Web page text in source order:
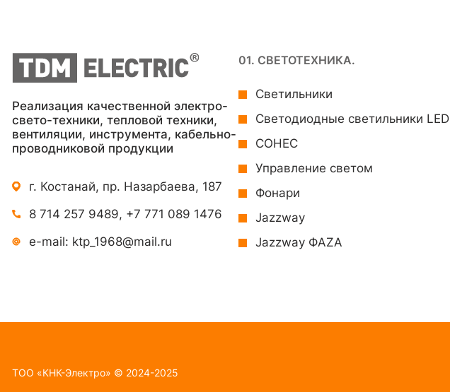
Реализация качественной электро-
свето-техники, тепловой техники,
вентиляции, инструмента, кабельно-
проводниковой продукции
г. Костанай, пр. Назарбаева, 187
8 714 257 9489, +7 771 089 1476
e-mail: ktp_1968@mail.ru
01. СВЕТОТЕХНИКА.
Светильники
Светодиодные светильники LED
СОНЕС
Управление светом
Фонари
Jazzway
Jazzway ФAZA
TOO «КНК-Электро» © 2024-2025